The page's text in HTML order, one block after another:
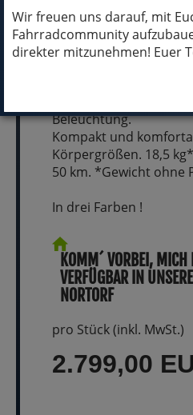
Wir freuen uns darauf, mit
Fahrradcommunity
direkter mitzunehmen! Euer
ein optimales Gewicht.
Ausgestattet mit
Loop™-Faltsystem mit
Beleuchtung.
Kompakt und
Körpergrößen. 18,5
50 km. *Gewicht ohne
In drei Farben !
KOMM´ VORBEI,
VERFÜGBAR IN
NORTORF
pro Stück (inkl. MwSt.)
2.799,00